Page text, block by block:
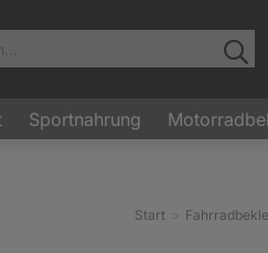
Sportnahrung
Start